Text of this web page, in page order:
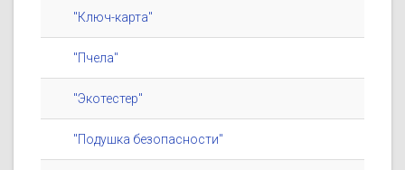
"Ключ-карта"
"Пчела"
"Экотестер"
"Подушка безопасности"